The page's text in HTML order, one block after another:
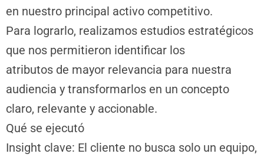
en nuestro principal activo competitivo.
Para lograrlo, realizamos estudios estratégicos
que nos permitieron identificar los
atributos de mayor relevancia para nuestra
audiencia y transformarlos en un concepto
claro, relevante y accionable.
Qué se ejecutó
Insight clave: El cliente no busca solo un equipo,